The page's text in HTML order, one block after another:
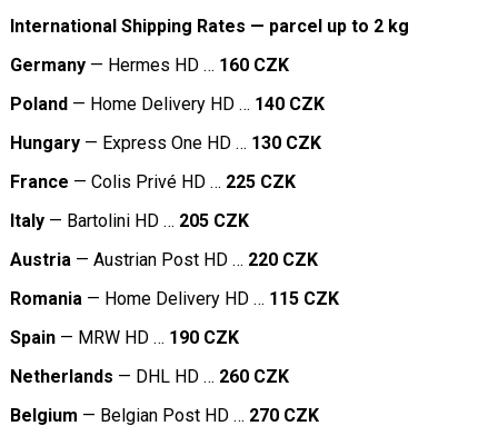
International Shipping Rates — parcel up to 2 kg
Germany— Hermes HD … 160 CZK
Poland— Home Delivery HD … 140 CZK
Hungary— Express One HD … 130 CZK
France — Colis Privé HD … 225 CZK
Italy— Bartolini HD … 205 CZK
Austria— Austrian Post HD … 220 CZK
Romania— Home Delivery HD … 115 CZK
Spain— MRW HD … 190 CZK
Netherlands — DHL HD … 260 CZK
Belgium — Belgian Post HD … 270 CZK